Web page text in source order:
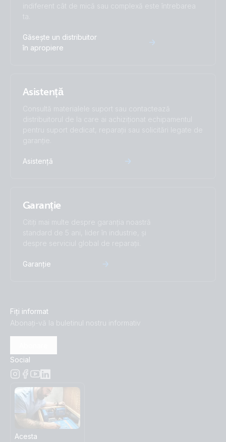
indiferent cât de mică sau complexă este întrebarea
ta.
Găsește un distribuitor
în apropiere
Asistență
Consultă materialele suport sau contactează
distribuitorul de la care ai achiziționat echipamentul
pentru suport dedicat, reparații sau solicitări legate de
garanție.
Asistență
Garanție
Citiți mai multe despre garanția noastră
standard de 5 ani, lider în industrie, și
despre serviciul global de reparații.
Garanție
Fiți informat
Abonați-vă la buletinul nostru informativ
Social
Acesta